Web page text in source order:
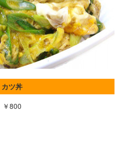
カツ丼
￥800